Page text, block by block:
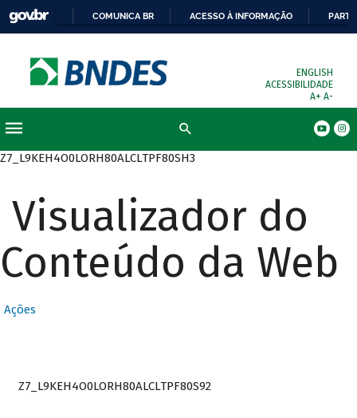
COMUNICA BR ACESSO À INFORMAÇÃO
ENGLISH
ACESSIBILIDADE
A+ A-
Z7_L9KEH4O0LORH80ALCLTPF80SH3
Visualizador do
Conteúdo da Web
Ações
Z7_L9KEH4O0LORH80ALCLTPF80S92